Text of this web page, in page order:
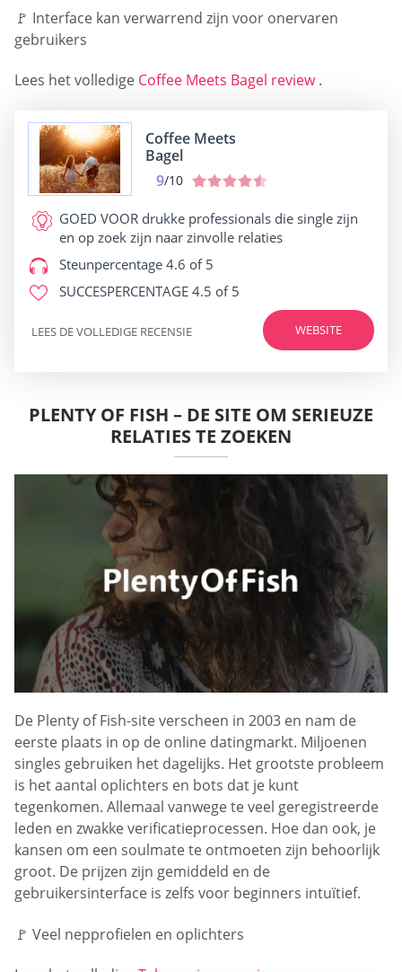
🚩 Interface kan verwarrend zijn voor onervaren
gebruikers
Lees het volledige Coffee Meets Bagel review.
Coffee Meets
Bagel
9/10
GOED VOOR drukke professionals die single zijn
en op zoek zijn naar zinvolle relaties
Steunpercentage 4.6 of 5
SUCCESPERCENTAGE 4.5 of 5
WEBSITE
LEES DE VOLLEDIGE RECENSIE
PLENTY OF FISH – DE SITE OM SERIEUZE
RELATIES TE ZOEKEN
De Plenty of Fish-site verscheen in 2003 en nam de
eerste plaats in op de online datingmarkt. Miljoenen
singles gebruiken het dagelijks. Het grootste probleem
is het aantal oplichters en bots dat je kunt
tegenkomen. Allemaal vanwege te veel geregistreerde
leden en zwakke verificatieprocessen. Hoe dan ook, je
kansen om een soulmate te ontmoeten zijn behoorlijk
groot. De prijzen zijn gemiddeld en de
gebruikersinterface is zelfs voor beginners intuïtief.
🚩 Veel nepprofielen en oplichters